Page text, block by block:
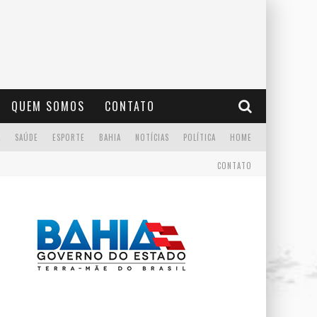
QUEM SOMOS CONTATO
HOME
POLÍTICA
NOTÍCIAS
BAHIA
ESPORTE
SAÚDE
CONTATO